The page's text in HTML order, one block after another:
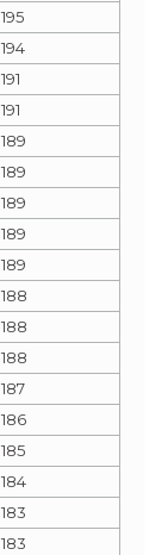
195
194
191
191
189
189
189
189
189
188
188
188
187
186
185
184
183
183